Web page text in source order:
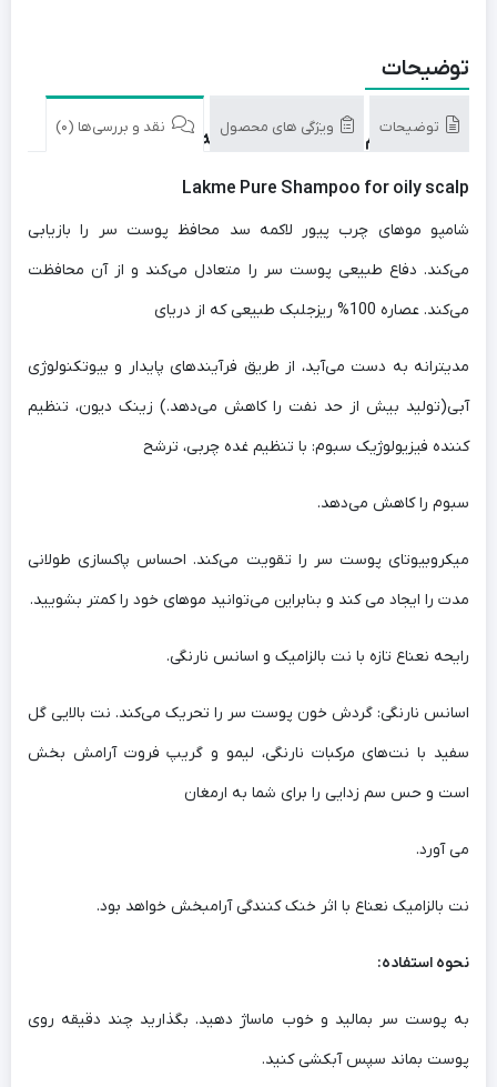
توضیحات ویژگی های محصول نقد و بررسی‌ها (0)
توضیحات
شامپو تنظیم کننده چربی مو لاکمه مدل پیور
Lakme Pure Shampoo for oily scalp
شامپو موهای چرب پیور لاکمه سد محافظ پوست سر را بازیابی
می‌کند. دفاع طبیعی پوست سر را متعادل می‌کند و از آن محافظت
می‌کند. عصاره 100% ریزجلبک طبیعی که از دریای
مدیترانه به دست می‌آید، از طریق فرآیندهای پایدار و بیوتکنولوژی
آبی(تولید بیش از حد نفت را کاهش می‌دهد.) زینک دیون، تنظیم
کننده فیزیولوژیک سبوم: با تنظیم غده چربی، ترشح
سبوم را کاهش می‌دهد.
میکروبیوتای پوست سر را تقویت می‌کند. احساس پاکسازی طولانی
مدت را ایجاد می کند و بنابراین می‌توانید موهای خود را کمتر بشویید.
رایحه نعناع تازه با نت بالزامیک و اسانس نارنگی.
اسانس نارنگی: گردش خون پوست سر را تحریک می‌کند. نت بالایی گل
سفید با نت‌های مرکبات نارنگی، لیمو و گریپ فروت آرامش بخش
است و حس سم زدایی را برای شما به ارمغان
می آورد.
نت بالزامیک نعناع با اثر خنک کنندگی آرامبخش خواهد بود.
نحوه استفاده:
به پوست سر بمالید و خوب ماساژ دهید. بگذارید چند دقیقه روی
پوست بماند سپس آبکشی کنید.